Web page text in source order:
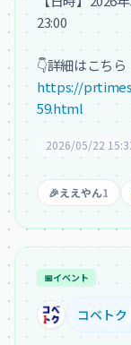
23:00
https://
59.html
2026/05/22
🎉ええやん1
📅イベント
コベトク